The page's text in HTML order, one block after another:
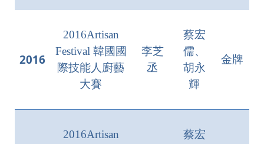
2016
2016Artisan
Festival 韓國國
際技能人廚藝
大賽
李芝
丞
蔡宏
儒、
胡永
輝
金牌
2016Artisan
蔡宏